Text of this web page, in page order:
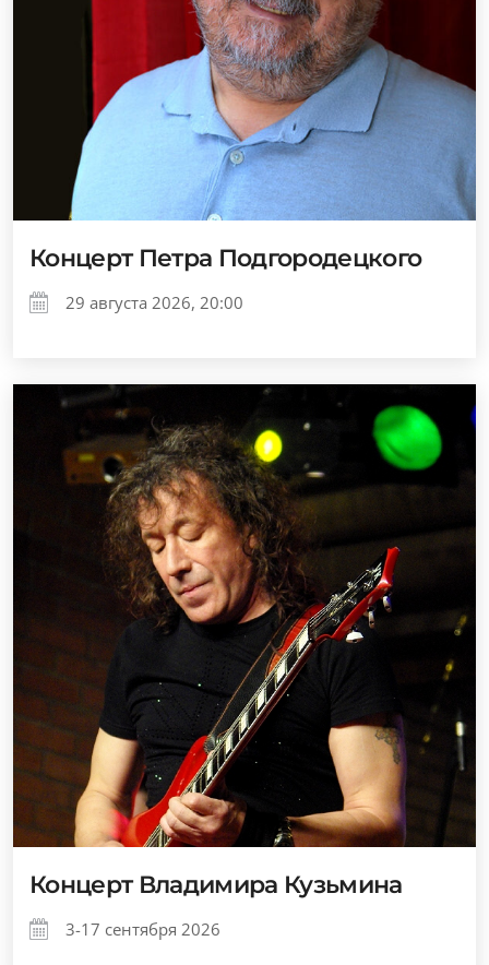
Концерт Петра Подгородецкого
29 августа 2026, 20:00
Концерт Владимира Кузьмина
3-17 сентября 2026